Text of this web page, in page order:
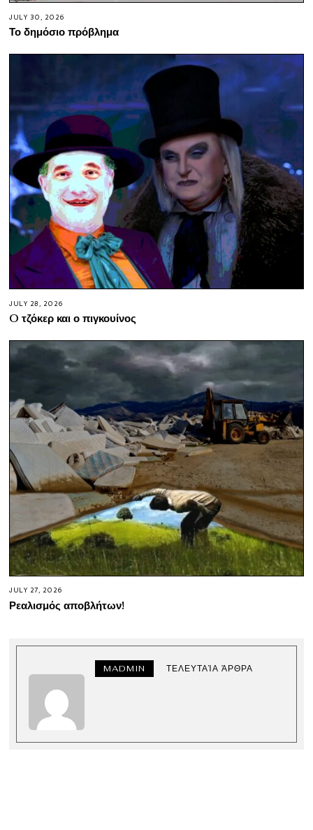
JULY 30, 2026
Το δημόσιο πρόβλημα
JULY 28, 2026
O τζόκερ και ο πιγκουίνος
JULY 27, 2026
Ρεαλισμός αποβλήτων!
MADMIN ΤΕΛΕΥΤΑΊΑ ΆΡΘΡΑ